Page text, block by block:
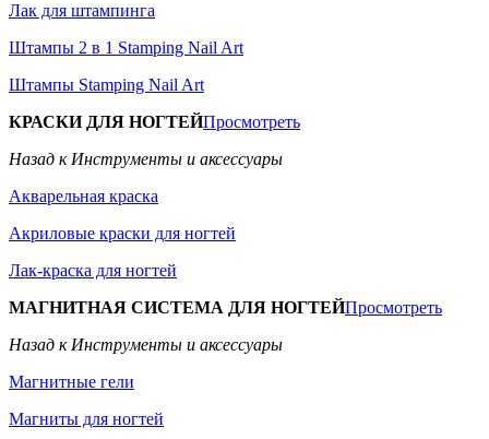
Лак для штампинга
Штампы 2 в 1 Stamping Nail Art
Штампы Stamping Nail Art
КРАСКИ ДЛЯ НОГТЕЙПросмотреть
Назад к Инструменты и аксессуары
Акварельная краска
Акриловые краски для ногтей
Лак-краска для ногтей
МАГНИТНАЯ СИСТЕМА ДЛЯ НОГТЕЙПросмотреть
Назад к Инструменты и аксессуары
Магнитные гели
Магниты для ногтей